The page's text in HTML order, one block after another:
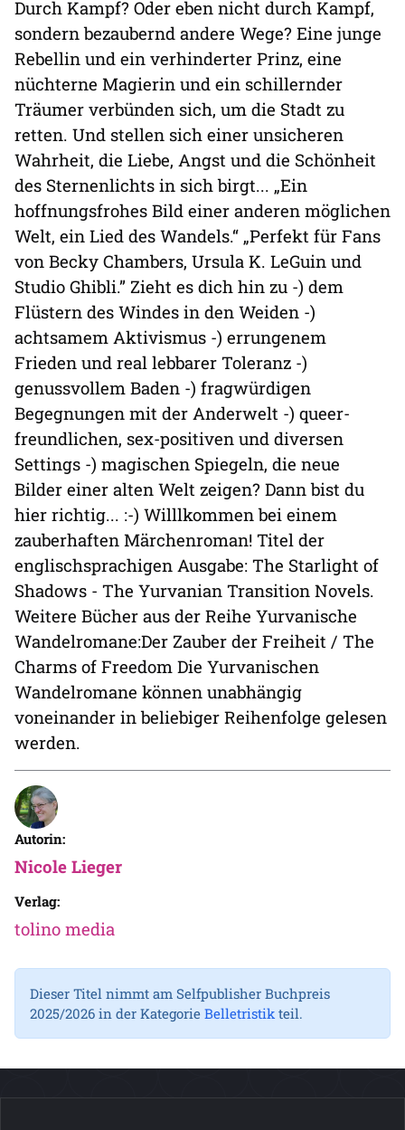
Durch Kampf? Oder eben nicht durch Kampf,
sondern bezaubernd andere Wege? Eine junge
Rebellin und ein verhinderter Prinz, eine
nüchterne Magierin und ein schillernder
Träumer verbünden sich, um die Stadt zu
retten. Und stellen sich einer unsicheren
Wahrheit, die Liebe, Angst und die Schönheit
des Sternenlichts in sich birgt... „Ein
hoffnungsfrohes Bild einer anderen möglichen
Welt, ein Lied des Wandels.“ „Perfekt für Fans
von Becky Chambers, Ursula K. LeGuin und
Studio Ghibli.” Zieht es dich hin zu -) dem
Flüstern des Windes in den Weiden -)
achtsamem Aktivismus -) errungenem
Frieden und real lebbarer Toleranz -)
genussvollem Baden -) fragwürdigen
Begegnungen mit der Anderwelt -) queer-
freundlichen, sex-positiven und diversen
Settings -) magischen Spiegeln, die neue
Bilder einer alten Welt zeigen? Dann bist du
hier richtig... :-) Willlkommen bei einem
zauberhaften Märchenroman! Titel der
englischsprachigen Ausgabe: The Starlight of
Shadows - The Yurvanian Transition Novels.
Weitere Bücher aus der Reihe Yurvanische
Wandelromane:Der Zauber der Freiheit / The
Charms of Freedom Die Yurvanischen
Wandelromane können unabhängig
voneinander in beliebiger Reihenfolge gelesen
werden.
Autorin:
Nicole Lieger
Verlag:
tolino media
Dieser Titel nimmt am Selfpublisher Buchpreis
2025/2026 in der Kategorie Belletristikteil.